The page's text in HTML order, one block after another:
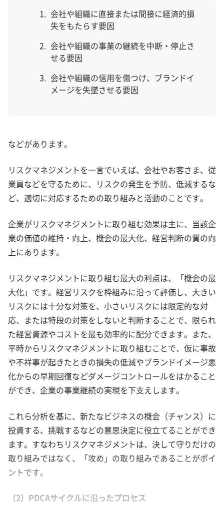
会社や組織に直接または間接に経済的損
失をもたらす要因
会社や組織の事業の継続を中断・停止さ
せる要因
会社や組織の信用を傷つけ、ブランドイ
メージを失墜させる要因
などがあります。
リスクマネジメントを一言でいえば、会社やお客さま、従
業員などを守るために、リスクの発生を予防、低減するな
ど、適切に対応するための取り組みと活動のことです。
企業がリスクマネジメントに取り組む効果は主に、当該企
業の価値の維持・向上、機会の最大化、経営判断の質の向
上にあります。
リスクマネジメントに取り組む最大の利点は、「機会の最
大化」です。経営リスクを枠組みに沿って評価し、大きい
リスクには十分な対策を、小さいリスクには限定的な対
応、または特段の対策をしないと判断することで、限られ
た経営資源やコストを最も効率的に配分できます。また、
平時からリスクマネジメントに取り組むことで、仮に事故
や不祥事が起きたときの損失の低減やブランドイメージ悪
化からの早期回復などダメージコントロールをはかること
ができ、企業の事業継続の実現を下支えします。
これら分析を基に、新たなビジネスの機会（チャンス）に
投資する、挑戦するなどの意思決定に役立てることができ
ます。すなわちリスクマネジメントは、決して守りだけの
取り組みではなく、「攻め」の取り組みであることがポイ
ントです。
（2）PDCAサイクルに沿ったプロセス